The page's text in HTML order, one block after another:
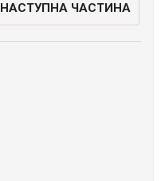
НАСТУПНА ЧАСТИНА